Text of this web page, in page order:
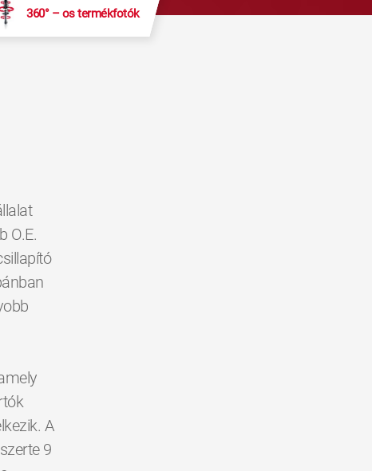
360° – os termékfotók
O.E.
A
9